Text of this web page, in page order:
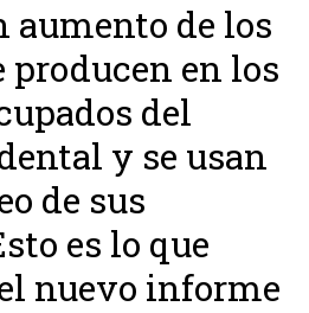
aumento de los
producen en los
del
y se usan
de sus
es lo que
nuevo informe